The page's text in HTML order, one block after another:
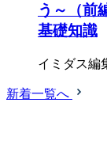
う～（前
基礎知識
イミダス編
新着一覧へ